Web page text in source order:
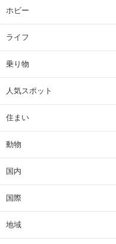
ホビー
ライフ
乗り物
人気スポット
住まい
動物
国内
国際
地域